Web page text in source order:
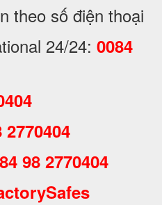
số điện thoại
24/24: 0084
2770404
98 2770404